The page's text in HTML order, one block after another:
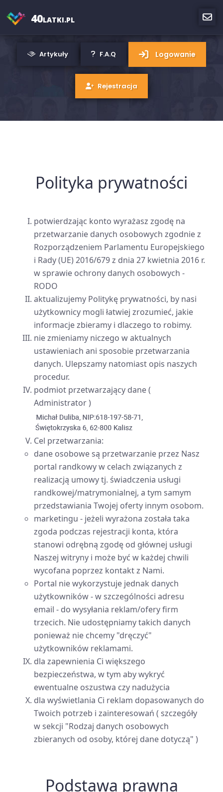
40LATKI.PL
Artykuły F.A.Q Logowanie
Rejestracja
Polityka prywatności
potwierdzając konto wyrażasz zgodę na
przetwarzanie danych osobowych zgodnie z
Rozporządzeniem Parlamentu Europejskiego
i Rady (UE) 2016/679 z dnia 27 kwietnia 2016 r.
w sprawie ochrony danych osobowych -
RODO
aktualizujemy Politykę prywatności, by nasi
użytkownicy mogli łatwiej zrozumieć, jakie
informacje zbieramy i dlaczego to robimy.
nie zmieniamy niczego w aktualnych
ustawieniach ani sposobie przetwarzania
danych. Ulepszamy natomiast opis naszych
procedur.
podmiot przetwarzający dane (
Administrator )
Cel przetwarzania:
dane osobowe są przetwarzanie przez Nasz
portal randkowy w celach związanych z
realizacją umowy tj. świadczenia usługi
randkowej/matrymonialnej, a tym samym
przedstawiania Twojej oferty innym osobom.
marketingu - jeżeli wyrażona została taka
zgoda podczas rejestracji konta, która
stanowi odrębną zgodę od głównej usługi
Naszej witryny i może być w każdej chwili
wycofana poprzez kontakt z Nami.
Portal nie wykorzystuje jednak danych
użytkowników - w szczególności adresu
email - do wysyłania reklam/ofery firm
trzecich. Nie udostępniamy takich danych
ponieważ nie chcemy "dręczyć"
użytkowników reklamami.
dla zapewnienia Ci większego
bezpieczeństwa, w tym aby wykryć
ewentualne oszustwa czy nadużycia
dla wyświetlania Ci reklam dopasowanych do
Twoich potrzeb i zainteresowań ( szczegóły
w sekcji "Rodzaj danych osobowych
zbieranych od osoby, której dane dotyczą" )
Podstawa prawna